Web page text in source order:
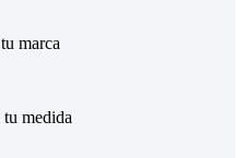
marca
medida